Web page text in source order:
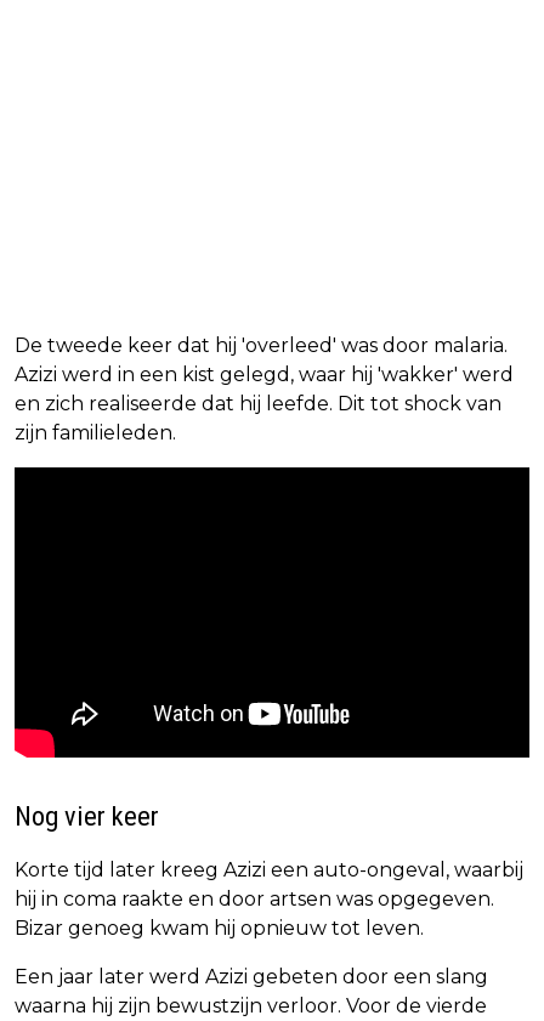
De tweede keer dat hij 'overleed' was door malaria.
Azizi werd in een kist gelegd, waar hij 'wakker' werd
en zich realiseerde dat hij leefde. Dit tot shock van
zijn familieleden.
Nog vier keer
Korte tijd later kreeg Azizi een auto-ongeval, waarbij
hij in coma raakte en door artsen was opgegeven.
Bizar genoeg kwam hij opnieuw tot leven.
Een jaar later werd Azizi gebeten door een slang
waarna hij zijn bewustzijn verloor. Voor de vierde